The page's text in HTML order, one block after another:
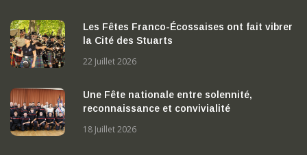
Les Fêtes Franco-Écossaises ont fait vibrer
la Cité des Stuarts
22 Juillet 2026
Une Fête nationale entre solennité,
reconnaissance et convivialité
18 Juillet 2026